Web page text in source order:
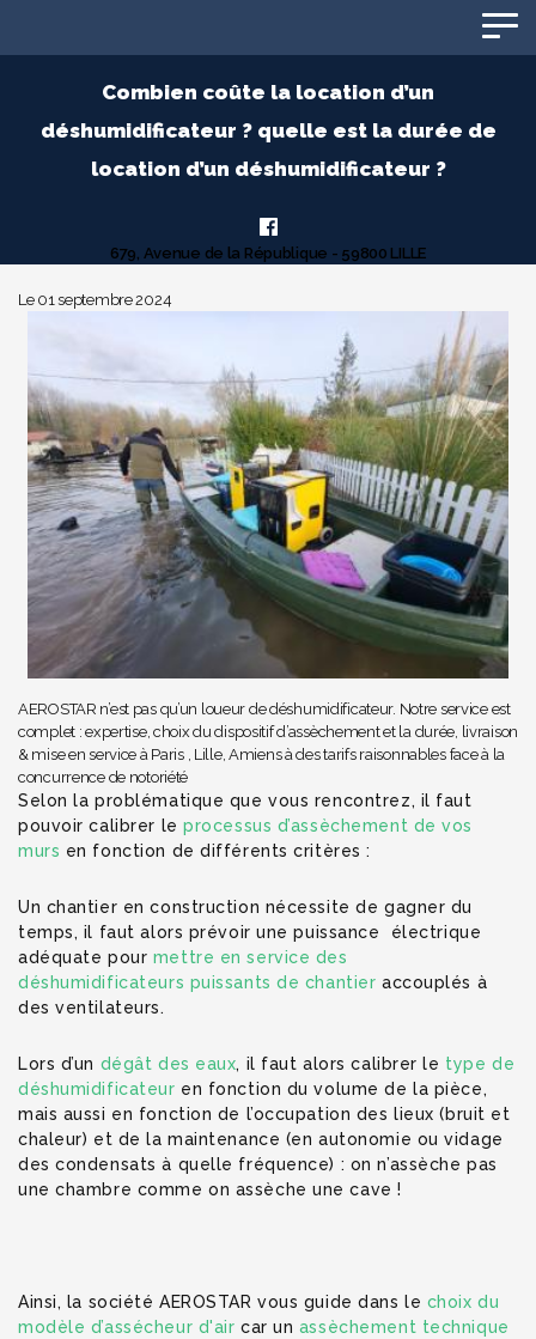
Combien coûte la location d’un
déshumidificateur ? quelle est la durée de
location d’un déshumidificateur ?
679, Avenue de la République - 59800 LILLE
Le 01 septembre 2024
AEROSTAR n’est pas qu’un loueur de déshumidificateur. Notre service est
complet : expertise, choix du dispositif d’assèchement et la durée, livraison
& mise en service à Paris , Lille, Amiens à des tarifs raisonnables face à la
concurrence de notoriété
Selon la problématique que vous rencontrez, il faut
pouvoir calibrer leprocessus d’assèchement de vos
murs en fonction de différents critères :
Un chantier en construction nécessite de gagner du
temps, il faut alors prévoir une puissance électrique
adéquate pour mettre en service des
déshumidificateurs puissants de chantier accouplés à
des ventilateurs.
Lors d’un dégât des eaux, il faut alors calibrer le type de
déshumidificateur en fonction du volume de la pièce,
mais aussi en fonction de l’occupation des lieux (bruit et
chaleur) et de la maintenance (en autonomie ou vidage
des condensats à quelle fréquence) : on n’assèche pas
une chambre comme on assèche une cave !
Ainsi, la société AEROSTAR vous guide dans le choix du
modèle d’assécheur d'air car un assèchement technique